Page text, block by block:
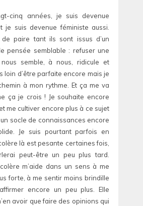
cinq années, je suis devenue
je suis devenue féministe aussi.
paire tant ils sont issus d’un
pensée semblable : refuser une
semble, à nous, ridicule et
loin d’être parfaite encore mais je
à mon rythme. Et ça me va
ça je crois ! Je souhaite encore
me cultiver encore plus à ce sujet
socle de connaissances encore
Je suis pourtant parfois en
là est pesante certaines fois,
peut-être un peu plus tard.
m’aide dans un sens à me
forte, à me sentir moins brindille
encore un peu plus. Elle
avoir que faire des opinions qui